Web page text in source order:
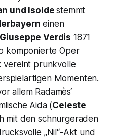
und Isolde stemmt
einen
Giuseppe Verdis 1871
komponierte Oper
vereint prunkvolle
Momenten.
allem Radamès‘
Aida (Celeste
mit den schnurgeraden
„Nil“-Akt und